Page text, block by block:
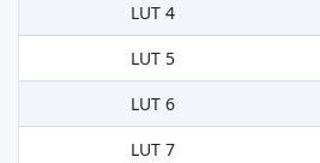
LUT 4
LUT 5
LUT 6
LUT 7